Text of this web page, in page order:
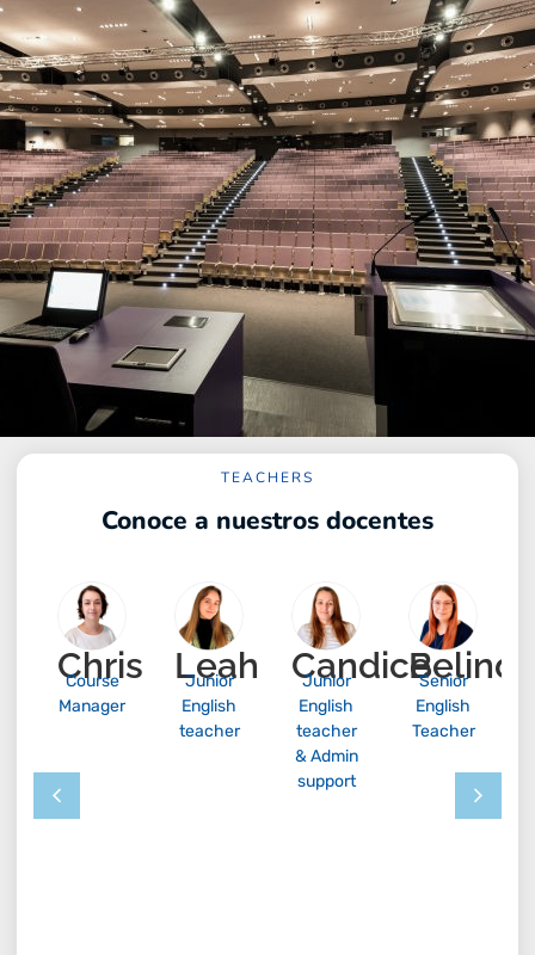
TEACHERS
Conoce a nuestros docentes
Chris
Course
Manager
Leah
Junior
English
teacher
Candice
Junior
English
teacher
& Admin
support
Senior
English
Teacher